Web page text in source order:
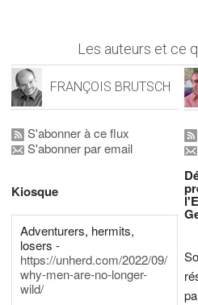
Les auteurs et ce
FRANÇOIS BRUTSCH
S'abonner à ce flux
S'abonner par email
Kiosque
Adventurers, hermits,
losers -
https://unherd.com/2022/09/
why-men-are-no-longer-
wild/